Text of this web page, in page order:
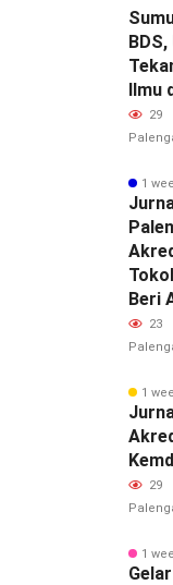
Ilmu
29
1
Beri
23
1
29
1